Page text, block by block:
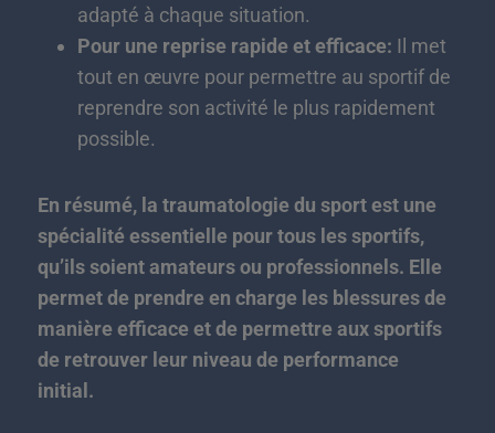
adapté à chaque situation.
Pour une reprise rapide et efficace: Il met
tout en œuvre pour permettre au sportif de
reprendre son activité le plus rapidement
possible.
En résumé, la traumatologie du sport est une
spécialité essentielle pour tous les sportifs,
qu’ils soient amateurs ou professionnels. Elle
permet de prendre en charge les blessures de
manière efficace et de permettre aux sportifs
de retrouver leur niveau de performance
initial.